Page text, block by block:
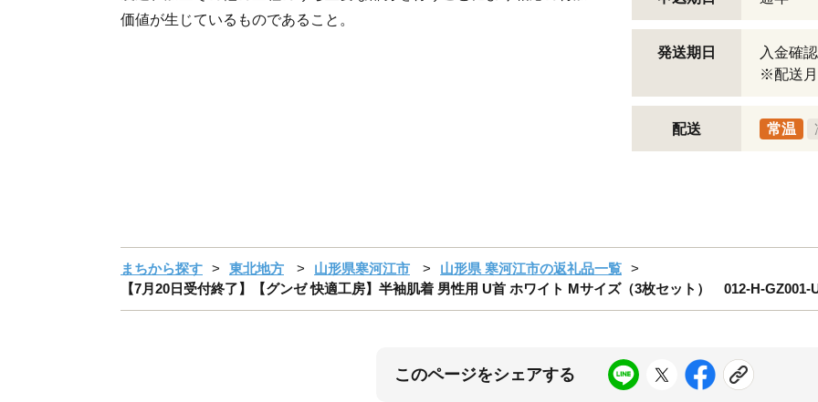
価値が生じているものであること。
発送期日
入金確
※配送月
配送 常温
まちから探す 東北地方 山形県寒河江市
山形県 寒河江市の返礼品一覧
【7月20日受付終了】【グンゼ 快適工房】半袖肌着 男性用 U首 ホワイト Mサイズ（3枚セット） 012-H-GZ001-
このページをシェアする